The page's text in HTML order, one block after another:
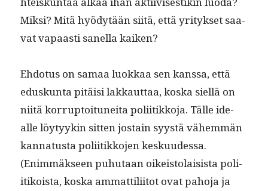
Mik­si? Mitä hyödytään siitä, että yri­tyk­set saa­
vat vapaasti sanel­la kaiken?
Ehdo­tus on samaa luokkaa sen kanssa, että
eduskun­ta pitäisi lakkaut­taa, kos­ka siel­lä on
niitä kor­rup­toitunei­ta poli­itikko­ja. Tälle ide­
alle löy­tyykin sit­ten jostain syys­tä vähem­män
kan­na­tus­ta poli­itikko­jen keskuudessa.
(Enim­mäk­seen puhutaan oikeis­to­lai­sista poli­
itikoista, kos­ka ammat­tili­itot ovat paho­ja ja